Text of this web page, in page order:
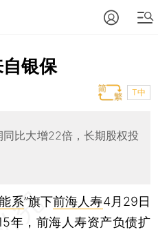
银保
T中
比大增22倍，长期股权投
系”旗下前海人寿4月29日
年，前海人寿资产负债扩